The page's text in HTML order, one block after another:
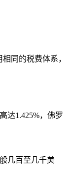
同的税费体系，
达1.425%，佛罗
几百至几千美